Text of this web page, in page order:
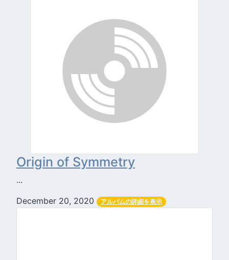
Origin of Symmetry
...
December 20, 2020 アルバムの詳細を表示